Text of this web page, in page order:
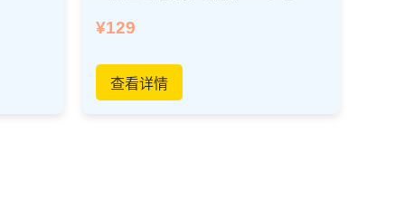
¥129
查看详情